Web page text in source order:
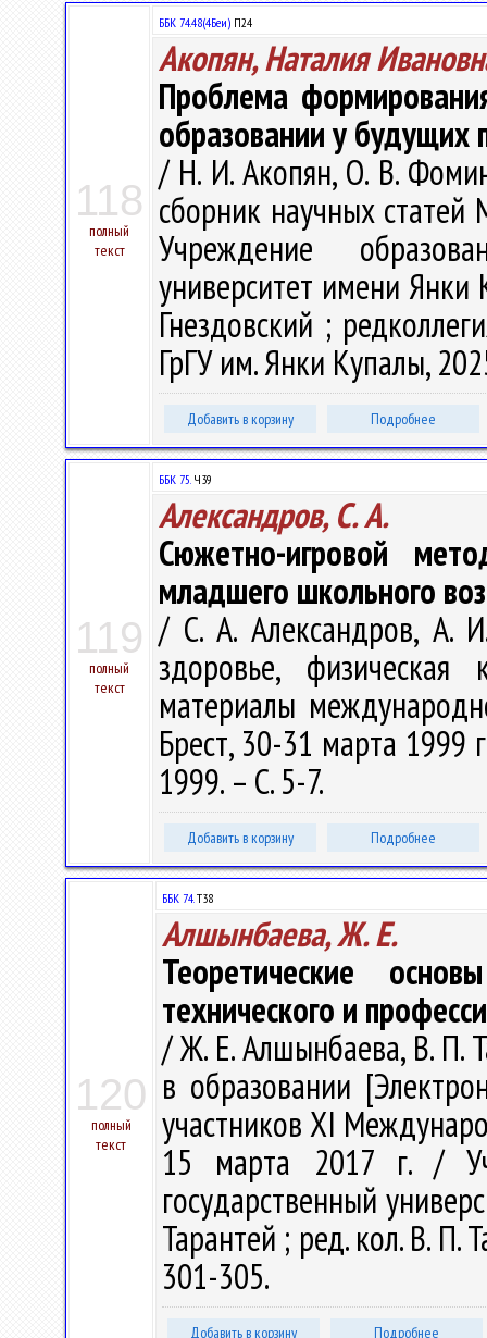
118
полный
текст
ББК 74.48(4Беи) П24
Акопян, Наталия
Проблема
образовании у будущих
/ Н. И. Акопян, О. В.
сборник научных
Учреждение
университет имени
Гнездовский ;
ГрГУ им. Янки Купалы,
Добавить в корзину Подробнее
119
полный
текст
ББК 75.Ч39
Александров, С. А.
Сюжетно-игровой
младшего школьного
/ С. А. Александров, А.
здоровье,
материалы
Брест, 30-31 марта 1999
1999. – С. 5-7.
Добавить в корзину Подробнее
120
полный
текст
ББК 74.Т38
Алшынбаева, Ж. Е.
Теоретические
технического и
/ Ж. Е. Алшынбаева, В. П.
в образовании
участников ХI
15 марта 2017 г. /
государственный
Тарантей ; ред. кол. В. П.
301-305.
Добавить в корзину Подробнее